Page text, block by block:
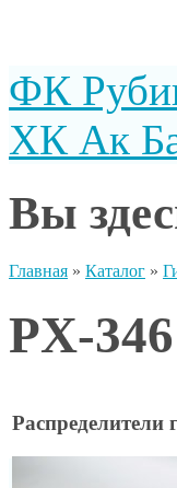
ФК
ХК Ак
Вы
Главная » Каталог »
PX-346
Распределители